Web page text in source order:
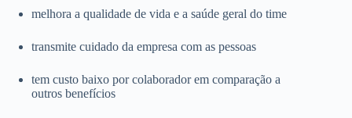
melhora a qualidade de vida e a saúde geral do time
transmite cuidado da empresa com as pessoas
tem custo baixo por colaborador em comparação a
outros benefícios